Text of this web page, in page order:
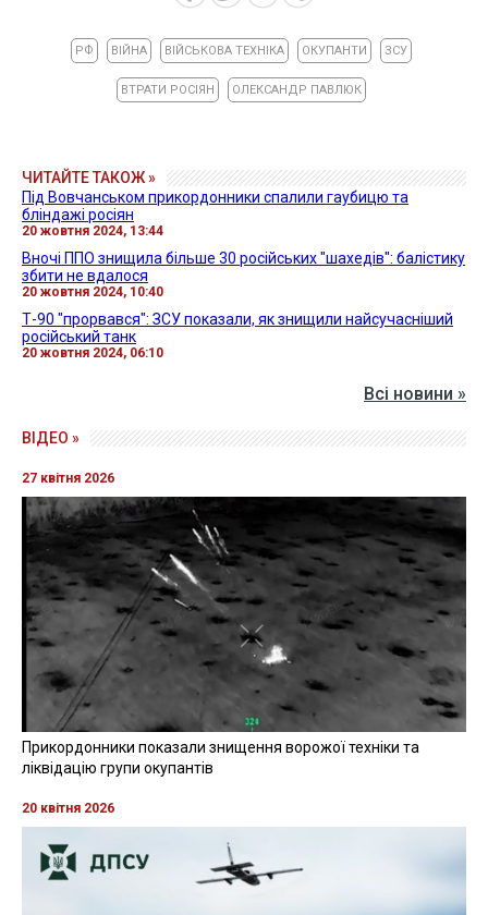
РФ ВІЙНА ВІЙСЬКОВА ТЕХНІКА ОКУПАНТИ ЗСУ
ВТРАТИ РОСІЯН ОЛЕКСАНДР ПАВЛЮК
ЧИТАЙТЕ ТАКОЖ »
Під Вовчанськом прикордонники спалили гаубицю та
бліндажі росіян
20 жовтня 2024, 13:44
Вночі ППО знищила більше 30 російських "шахедів": балістику
збити не вдалося
20 жовтня 2024, 10:40
Т-90 "прорвався": ЗСУ показали, як знищили найсучасніший
російський танк
20 жовтня 2024, 06:10
Всі новини »
ВІДЕО »
27 квітня 2026
Прикордонники показали знищення ворожої техніки та
ліквідацію групи окупантів
20 квітня 2026